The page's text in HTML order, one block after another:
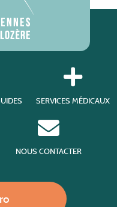
SERVICES MÉDICAUX
NOUS CONTACTER